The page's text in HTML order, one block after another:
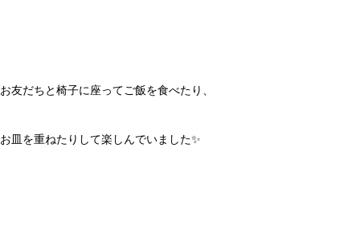
お友だちと椅子に座ってご飯を食べたり、
お皿を重ねたりして楽しんでいました✨